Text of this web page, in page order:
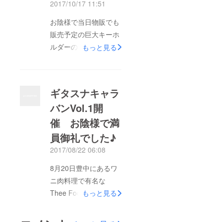
お陰で当日は晴れ。
前日の雨に備えた設営
も活きて比較的スムー
ズな開催となりまし
た！ Campfireでご支
援いただいた部分も
がっちり会の運営に活
用させて頂きました♪
皆さんの応援があった
から、すこしでも応援
してください方がいて
くれるということが
あったから無事に開催
2017/10/17 11:51
お陰様で当日物販でも
販売予定の巨大キーホ
ルダーの製作が完了！
発送させていただきま
すー！
もっと見る
ギタスナキャラ
バンVol.1開
催 お陰様で満
員御礼でした♪
2017/08/22 06:08
8月20日豊中にあるワ
ニ肉料理で有名な
Thee Food Rest
当日も飲食ブースでご
もっと見る